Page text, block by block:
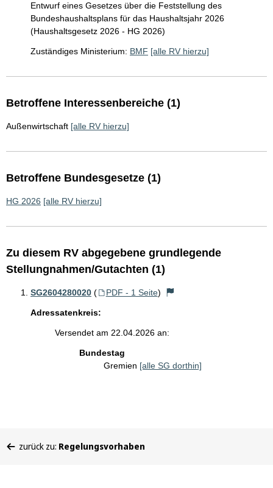
Entwurf eines Gesetzes über die Feststellung des
Bundeshaushaltsplans für das Haushaltsjahr 2026
(Haushaltsgesetz 2026 - HG 2026)
Zuständiges Ministerium: BMF [alle RV hierzu]
Betroffene Interessenbereiche (1)
Außenwirtschaft [alle RV hierzu]
Betroffene Bundesgesetze (1)
HG 2026 [alle RV hierzu]
Zu diesem RV abgegebene grundlegende
Stellungnahmen/Gutachten (1)
SG2604280020 ( PDF - 1 Seite)
Adressatenkreis:
Versendet am 22.04.2026 an:
Bundestag
Gremien [alle SG dorthin]
befinden
zurück zu: Regelungsvorhaben